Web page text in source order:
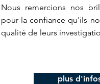
Nous remercions nos
pour la confiance qu'ils
qualité de leurs
plus